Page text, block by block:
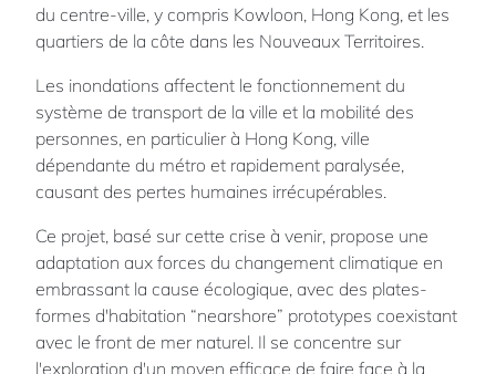
du centre-ville, y compris Kowloon, Hong Kong, et les
quartiers de la côte dans les Nouveaux Territoires.
Les inondations affectent le fonctionnement du
système de transport de la ville et la mobilité des
personnes, en particulier à Hong Kong, ville
dépendante du métro et rapidement paralysée,
causant des pertes humaines irrécupérables.
Ce projet, basé sur cette crise à venir, propose une
adaptation aux forces du changement climatique en
embrassant la cause écologique, avec des plates-
formes d'habitation “nearshore” prototypes coexistant
avec le front de mer naturel. Il se concentre sur
l'exploration d'un moyen efficace de faire face à la